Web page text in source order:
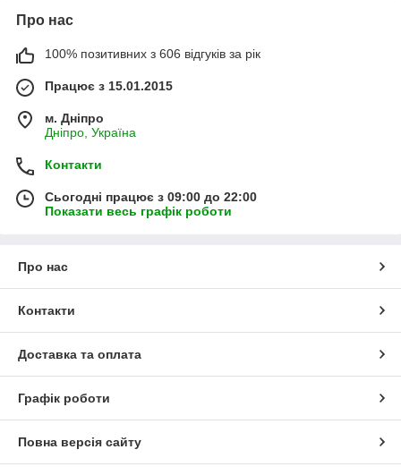
Про нас
100% позитивних з 606 відгуків за рік
Працює з 15.01.2015
м. Дніпро
Дніпро, Україна
Контакти
Сьогодні працює з 09:00 до 22:00
Показати весь графік роботи
Про нас
Контакти
Доставка та оплата
Графік роботи
Повна версія сайту